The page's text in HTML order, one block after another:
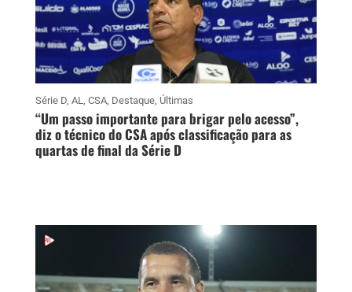
Série D, AL, CSA, Destaque, Últimas
“Um passo importante para brigar pelo acesso”,
diz o técnico do CSA após classificação para as
quartas de final da Série D